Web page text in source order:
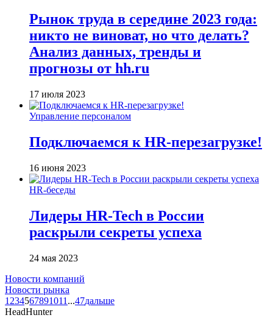
Рынок труда в середине 2023 года:
никто не виноват, но что делать?
Анализ данных, тренды и
прогнозы от hh.ru
17 июля 2023
Управление персоналом
Подключаемся к HR-перезагрузке!
16 июня 2023
HR-беседы
Лидеры HR-Tech в России
раскрыли секреты успеха
24 мая 2023
Новости компаний
Новости рынка
1 234567891011 ...47дальше
HeadHunter